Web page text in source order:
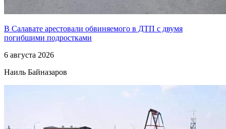
В Салавате арестовали обвиняемого в ДТП с двумя
погибшими подростками
6 августа 2026
Наиль Байназаров